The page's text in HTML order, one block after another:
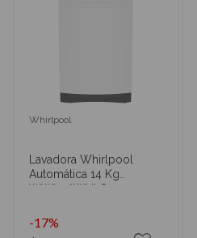
Whirlpool
Lavadora Whirlpool
Automática 14 Kg
WWI14AWHLS
-17%